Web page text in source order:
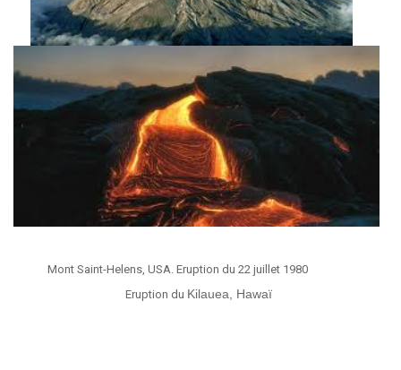
Mont Saint-Helens, USA. Eruption du 22 juillet 1980
Eruption du Kilauea, Hawaï